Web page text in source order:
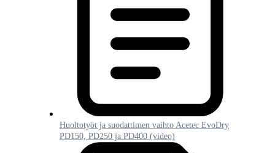
Huoltotyöt ja suodattimen vaihto Acetec EvoDry
PD150, PD250 ja PD400 (video)